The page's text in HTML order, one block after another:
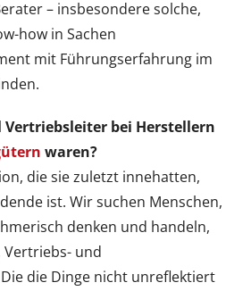
– insbesondere solche,
how in Sachen
mit Führungserfahrung im
Vertriebsleiter bei Herstellern
waren?
die sie zuletzt innehatten,
ist. Wir suchen Menschen,
denken und handeln,
und
die Dinge nicht unreflektiert